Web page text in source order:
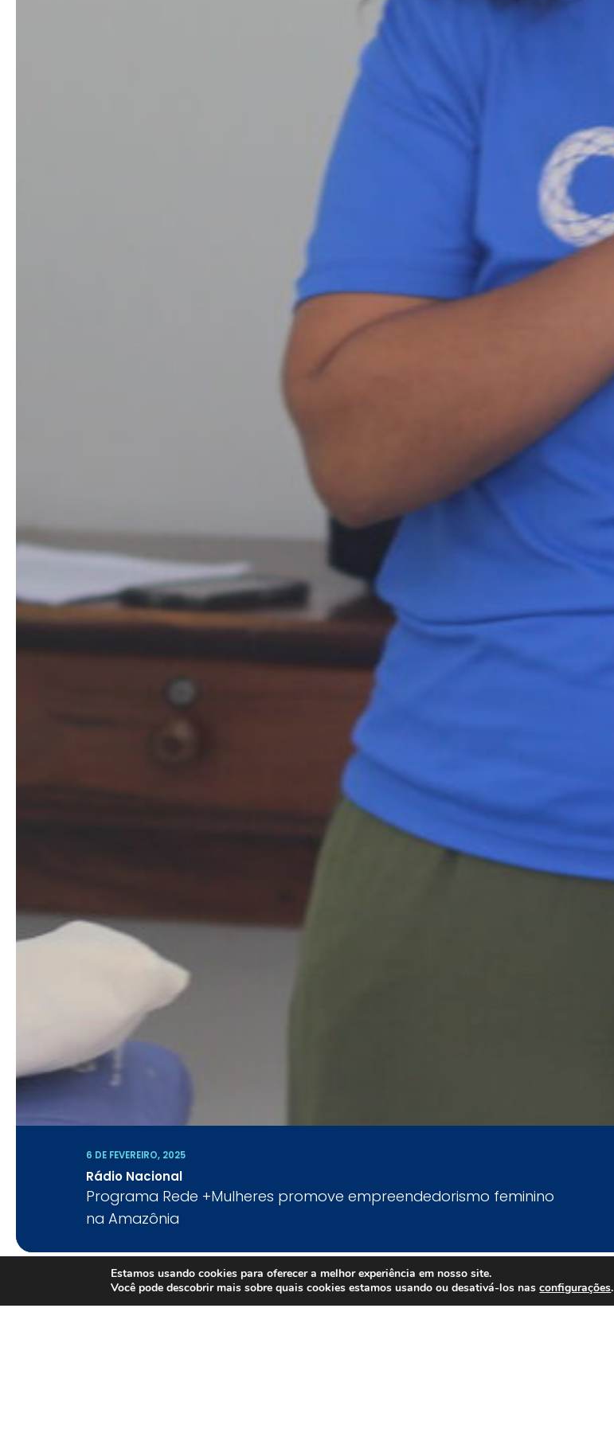
6 DE FEVEREIRO, 2025
Rádio Nacional
Programa Rede +Mulheres promove empreendedorismo feminino
na Amazônia
6 DE FEVEREIRO, 2025
Impacto ESG
IMPACTO ESG com Daniel Grynberg diretor executivo do Grupo
+Unidos
6 DE FEVEREIRO, 2025
Gazeta do Povo
A filantropia como força transformadora
TODOS OS CLIPPINGS
Estamos usando cookies para oferecer a melhor experiência em nosso site.
Você pode descobrir mais sobre quais cookies estamos usando ou desativá-los nasconfigurações.